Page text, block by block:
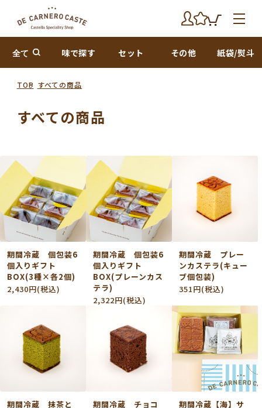
全て 味で探す セット その他 紙袋/熨斗
TOP すべての商品
すべての商品
期間冷蔵 個包装6
個入りギフト
BOX(3種×各2個)
2,430円(税込)
期間冷蔵 個包装6
個入りギフト
BOX(プレーンカス
テラ)
2,322円(税込)
期間冷蔵 プレー
ンカステラ(キュー
ブ個包装)
351円(税込)
期間冷蔵 抹茶と
期間冷蔵 チョコ
期間冷蔵【海】サ